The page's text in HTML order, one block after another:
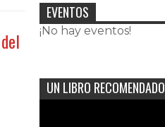
EVENTOS
¡No hay eventos!
UN LIBRO RECOMENDADO